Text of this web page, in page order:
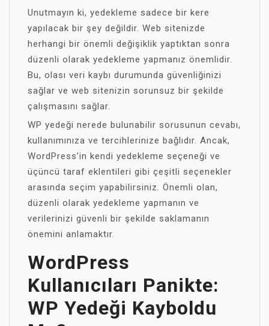
Unutmayın ki, yedekleme sadece bir kere
yapılacak bir şey değildir. Web sitenizde
herhangi bir önemli değişiklik yaptıktan sonra
düzenli olarak yedekleme yapmanız önemlidir.
Bu, olası veri kaybı durumunda güvenliğinizi
sağlar ve web sitenizin sorunsuz bir şekilde
çalışmasını sağlar.
WP yedeği nerede bulunabilir sorusunun cevabı,
kullanımınıza ve tercihlerinize bağlıdır. Ancak,
WordPress’in kendi yedekleme seçeneği ve
üçüncü taraf eklentileri gibi çeşitli seçenekler
arasında seçim yapabilirsiniz. Önemli olan,
düzenli olarak yedekleme yapmanın ve
verilerinizi güvenli bir şekilde saklamanın
önemini anlamaktır.
WordPress
Kullanıcıları Panikte:
WP Yedeği Kayboldu